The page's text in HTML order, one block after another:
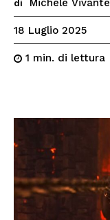
di Michele Vivante
18 Luglio 2025
1 min. di lettura